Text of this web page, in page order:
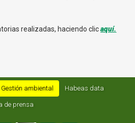
realizadas, haciendo clicaquí.
Gestión ambiental Habeas data
de prensa